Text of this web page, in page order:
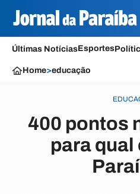
Últimas NotíciasEsportes
Home>educação
400 pontos
para qual